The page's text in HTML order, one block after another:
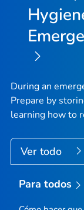
During an
Prepare by
learning how to
Ver todo
Para todos